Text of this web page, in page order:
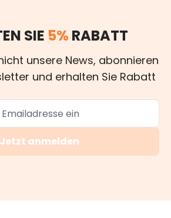
SIE 5% RABATT
unsere News, abonnieren
und erhalten Sie Rabatt
Jetzt anmelden